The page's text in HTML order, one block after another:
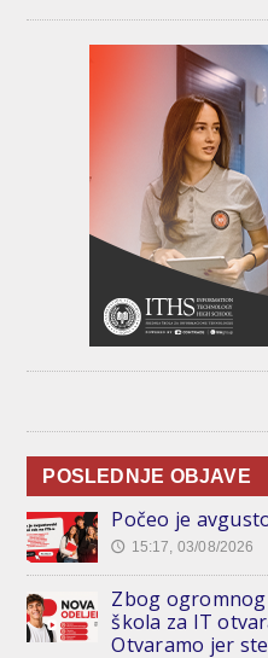
POSLEDNJE OBJAVE
Počeo je
🕔 15:17, 03/08/2026
Zbog
škola za IT
Otvaramo jer